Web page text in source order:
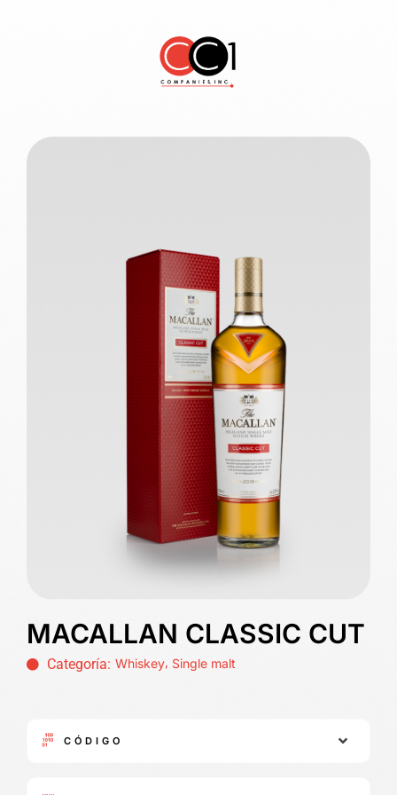
MACALLAN CLASSIC CUT
Categoría: Whiskey, Single malt
CÓDIGO